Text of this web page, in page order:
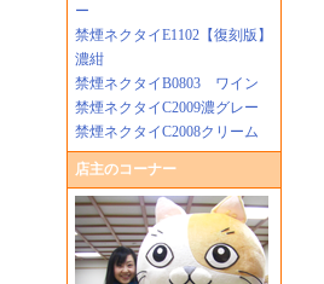
ー
禁煙ネクタイE1102【復刻版】
濃紺
禁煙ネクタイB0803 ワイン
禁煙ネクタイC2009濃グレー
禁煙ネクタイC2008クリーム
店主のコーナー